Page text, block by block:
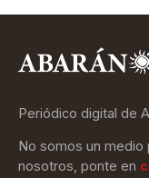
Periódico digital de
No somos un medio
nosotros, ponte en